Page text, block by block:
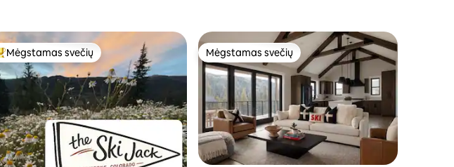
mėgstamiausias
Mėgstamas svečių Mėgstamas svečių
Mėgstamas svečių